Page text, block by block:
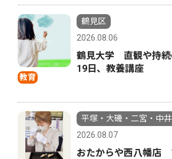
教育
鶴見区
2026.08.06
鶴見大学 直観や持
19日、教養講座
平塚・大磯・二宮・中井
2026.08.07
おたからや西八幡店